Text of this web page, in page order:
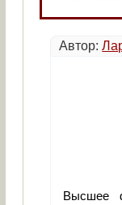
Автор:
Высшее